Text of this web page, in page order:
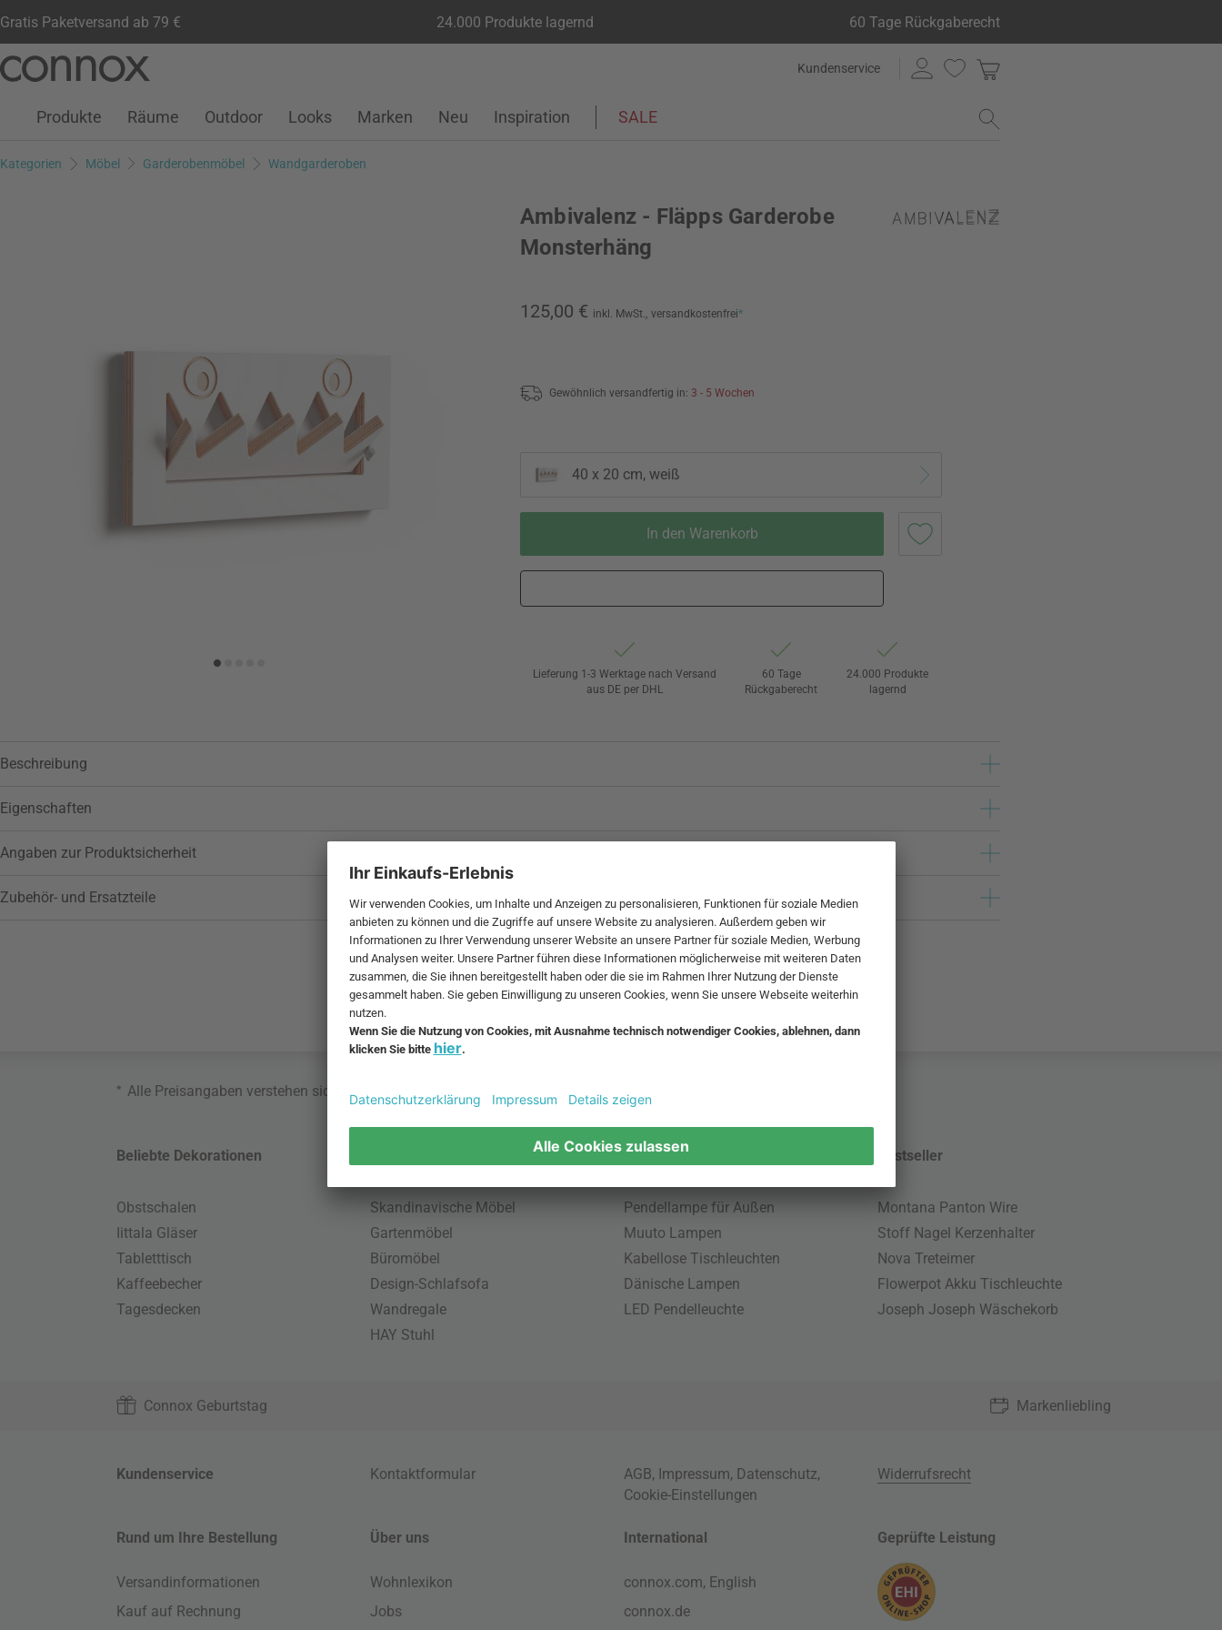
Gratis Paketversand ab 79 € 24.000 Produkte lagernd 60 Tage Rückgaberecht
Seiteninhalt
Suchfeld
Kundenservice
Kundenkonto
Wunschliste
Warenkorb
Produkte Räume Outdoor Looks Marken Neu Inspiration SALE
Kategorien Möbel Garderobenmöbel Wandgarderoben
Ambivalenz - Fläpps Garderobe
Monsterhäng
125,00 € inkl. MwSt., versandkostenfrei*
Gewöhnlich versandfertig in: 3 - 5 Wochen
40 x 20 cm, weiß
In den Warenkorb
Wunschliste hinzufügen
Lieferung 1-3 Werktage nach Versand
aus DE per DHL
60 Tage
Rückgaberecht
24.000 Produkte
lagernd
Beschreibung
Eigenschaften
Angaben zur Produktsicherheit
Zubehör- und Ersatzteile
* Alle Preisangaben verstehen sich inklusive MwSt. und zzgl. Versandkosten
Beliebte Dekorationen
Obstschalen
Iittala Gläser
Tabletttisch
Kaffeebecher
Tagesdecken
Skandinavische Möbel
Gartenmöbel
Büromöbel
Design-Schlafsofa
Wandregale
HAY Stuhl
Beliebte Leuchten
Pendellampe für Außen
Muuto Lampen
Kabellose Tischleuchten
Dänische Lampen
LED Pendelleuchte
Bestseller
Montana Panton Wire
Stoff Nagel Kerzenhalter
Nova Treteimer
Flowerpot Akku Tischleuchte
Joseph Joseph Wäschekorb
Connox Geburtstag Markenliebling
Kundenservice Kontaktformular AGB, Impressum, Datenschutz,
Cookie-Einstellungen
Widerrufsrecht
Rund um Ihre Bestellung
Versandinformationen
Kauf auf Rechnung
Über uns
Wohnlexikon
Jobs
International
connox.com, English
connox.de
Geprüfte Leistung